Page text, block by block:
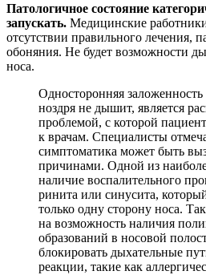
Патологичное состояние
запускать. Медицинские
отсутствии правильного лечения,
обоняния. Не будет возможности
носа.
Односторонняя заложенность
ноздря не дышит, является
проблемой, с которой
к врачам. Специалисты
симптоматика может быть
причинами. Одной из
наличие воспалительного
ринита или синусита,
только одну сторону носа.
на возможность наличия
образований в носовой
блокировать дыхательные
реакции, такие как